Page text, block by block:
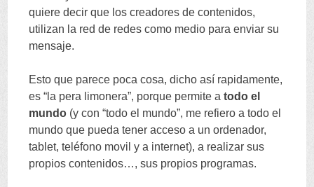
quiere decir que los creadores de contenidos,
utilizan la red de redes como medio para enviar su
mensaje.
Esto que parece poca cosa,dicho así rapidamente,
es “ la pera limonera”, porque permite a todo el
mundo (y con “todo el mundo”, me refiero a todo el
mundo que pueda tener acceso a un ordenador,
tablet,teléfono movil y a internet),a realizar sus
propios contenidos…,sus propios programas.